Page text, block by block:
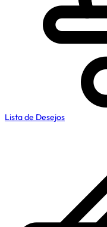
Lista de Desejos